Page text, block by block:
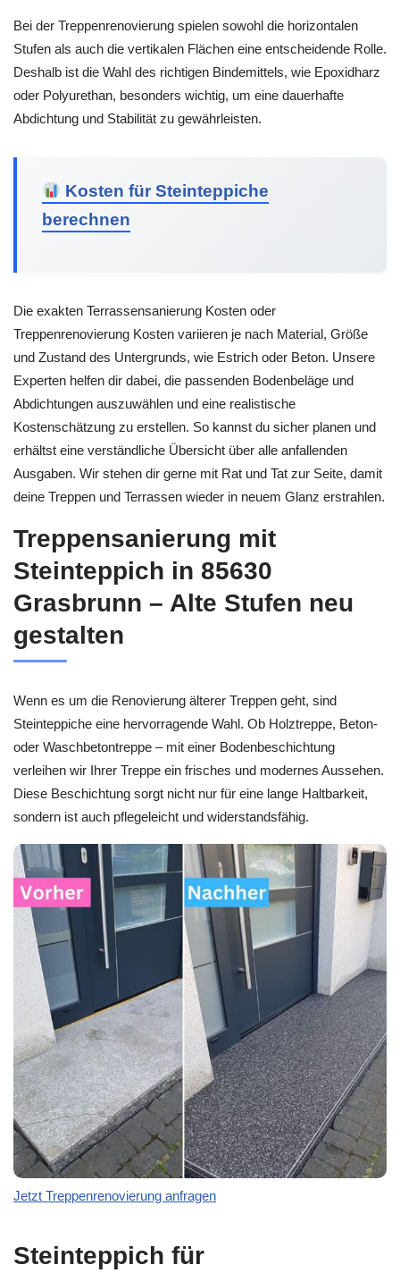
Bei der Treppenrenovierung spielen sowohl die horizontalen
Stufen als auch die vertikalen Flächen eine entscheidende Rolle.
Deshalb ist die Wahl des richtigen Bindemittels, wie Epoxidharz
oder Polyurethan, besonders wichtig, um eine dauerhafte
Abdichtung und Stabilität zu gewährleisten.
Kosten für Steinteppiche
berechnen
Die exakten Terrassensanierung Kosten oder
Treppenrenovierung Kosten variieren je nach Material, Größe
und Zustand des Untergrunds, wie Estrich oder Beton. Unsere
Experten helfen dir dabei, die passenden Bodenbeläge und
Abdichtungen auszuwählen und eine realistische
Kostenschätzung zu erstellen. So kannst du sicher planen und
erhältst eine verständliche Übersicht über alle anfallenden
Ausgaben. Wir stehen dir gerne mit Rat und Tat zur Seite, damit
deine Treppen und Terrassen wieder in neuem Glanz erstrahlen.
Treppensanierung mit
Steinteppich in 85630
Grasbrunn – Alte Stufen neu
gestalten
Wenn es um die Renovierung älterer Treppen geht, sind
Steinteppiche eine hervorragende Wahl. Ob Holztreppe, Beton-
oder Waschbetontreppe – mit einer Bodenbeschichtung
verleihen wir Ihrer Treppe ein frisches und modernes Aussehen.
Diese Beschichtung sorgt nicht nur für eine lange Haltbarkeit,
sondern ist auch pflegeleicht und widerstandsfähig.
Jetzt Treppenrenovierung anfragen
Steinteppich für